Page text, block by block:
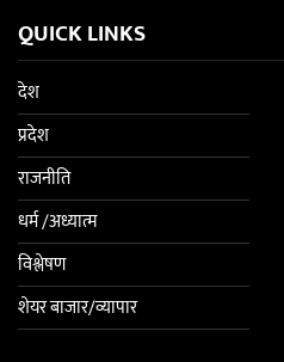
QUICK LINKS
देश
प्रदेश
राजनीति
धर्म /अध्यात्म
विश्लेषण
शेयर बाजार/व्यापार